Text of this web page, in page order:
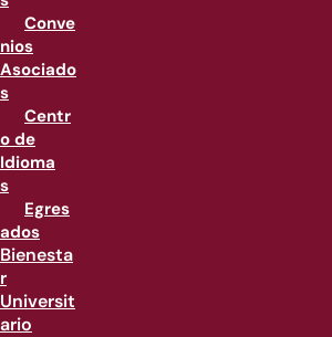
Conve
nios
Asociado
s
Centr
o de
Idioma
s
Egres
ados
Bienesta
r
Universit
ario